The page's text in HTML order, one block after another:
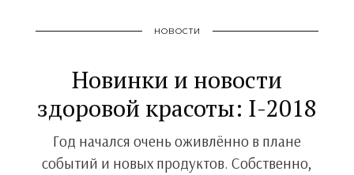
НОВОСТИ
Новинки и новости
здоровой красоты: I-2018
Год начался очень оживлённо в плане
событий и новых продуктов. Собственно,